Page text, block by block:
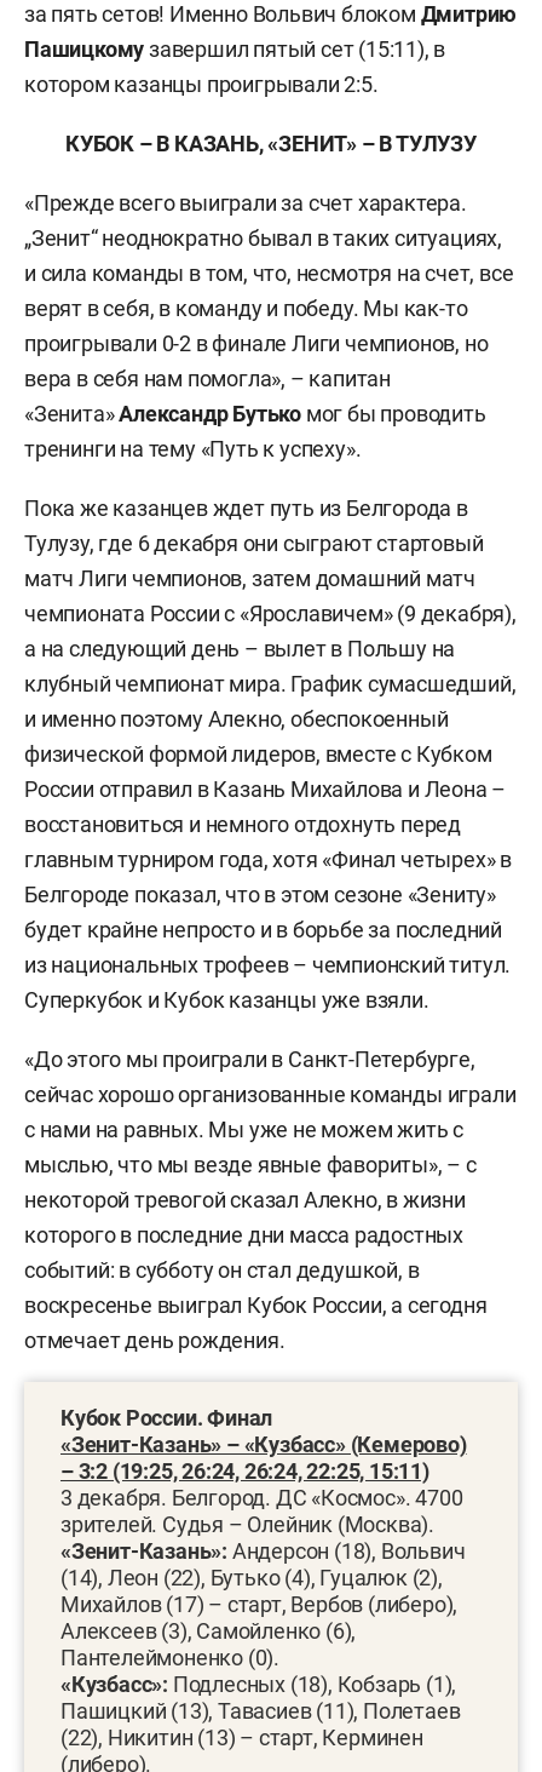
за пять сетов! Именно Вольвич блоком Дмитрию
Пашицкомузавершил пятый сет (15:11), в
котором казанцы проигрывали 2:5.
КУБОК – В КАЗАНЬ, «ЗЕНИТ» – В ТУЛУЗУ
«Прежде всего выиграли за счет характера.
„Зенит“ неоднократно бывал в таких ситуациях,
и сила команды в том, что, несмотря на счет, все
верят в себя, в команду и победу. Мы как-то
проигрывали 0-2 в финале Лиги чемпионов, но
вера в себя нам помогла», – капитан
«Зенита»Александр Бутько мог бы проводить
тренинги на тему «Путь к успеху».
Пока же казанцев ждет путь из Белгорода в
Тулузу, где 6 декабря они сыграют стартовый
матч Лиги чемпионов, затем домашний матч
чемпионата России с «Ярославичем» (9 декабря),
а на следующий день – вылет в Польшу на
клубный чемпионат мира. График сумасшедший,
и именно поэтому Алекно, обеспокоенный
физической формой лидеров, вместе с Кубком
России отправил в Казань Михайлова и Леона –
восстановиться и немного отдохнуть перед
главным турниром года, хотя «Финал четырех» в
Белгороде показал, что в этом сезоне «Зениту»
будет крайне непросто и в борьбе за последний
из национальных трофеев – чемпионский титул.
Суперкубок и Кубок казанцы уже взяли.
«До этого мы проиграли в Санкт-Петербурге,
сейчас хорошо организованные команды играли
с нами на равных. Мы уже не можем жить с
мыслью, что мы везде явные фавориты», – с
некоторой тревогой сказал Алекно, в жизни
которого в последние дни масса радостных
событий: в субботу он стал дедушкой, в
воскресенье выиграл Кубок России, а сегодня
отмечает день рождения.
Кубок России. Финал
«Зенит-Казань» – «Кузбасс» (Кемерово)
– 3:2 (19:25, 26:24, 26:24, 22:25, 15:11)
3 декабря. Белгород. ДС «Космос». 4700
зрителей. Судья – Олейник (Москва).
«Зенит-Казань»: Андерсон (18), Вольвич
(14), Леон (22), Бутько (4), Гуцалюк (2),
Михайлов (17) – старт, Вербов (либеро),
Алексеев (3), Самойленко (6),
Пантелеймоненко (0).
«Кузбасс»: Подлесных (18), Кобзарь (1),
Пашицкий (13), Тавасиев (11), Полетаев
(22), Никитин (13) – старт, Керминен
(либеро).